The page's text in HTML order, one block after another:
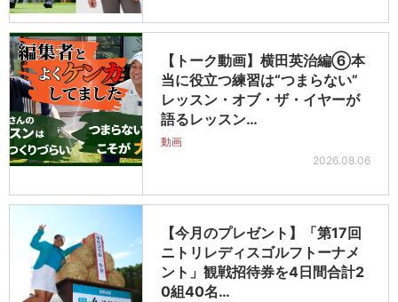
【トーク動画】横田英治編⑥本
当に役立つ練習は“つまらない”
レッスン・オブ・ザ・イヤーが
語るレッスン…
動画
2026.08.06
【今月のプレゼント】「第17回
ニトリレディスゴルフトーナメ
ント」観戦招待券を4日間合計2
0組40名…